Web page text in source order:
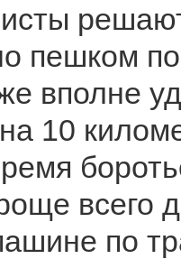
пешком
вполне
10
всего
по